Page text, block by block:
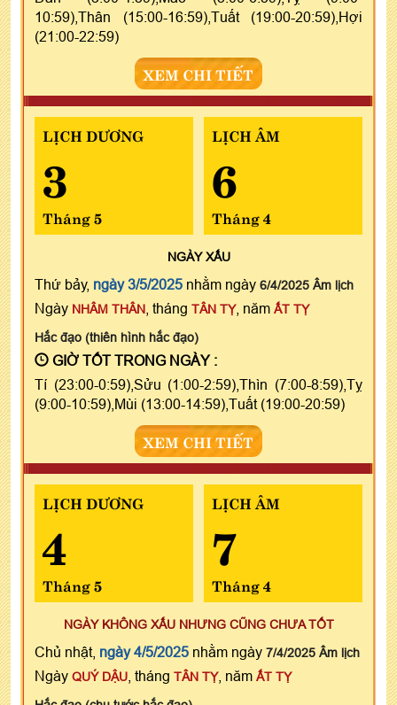
10:59),Thân (15:00-16:59),Tuất (19:00-20:59),Hợi
(21:00-22:59)
XEM CHI TIẾT
LỊCH DƯƠNG
3
Tháng 5
LỊCH ÂM
6
Tháng 4
NGÀYXẤU
Thứ bảy, ngày 3/5/2025 nhằm ngày 6/4/2025 Âm lịch
Ngày NHÂM THÂN , tháng TÂN TỴ, năm ẤT TỴ
Hắc đạo (thiên hình hắc đạo)
GIỜ TỐT TRONG NGÀY :
Tí (23:00-0:59),Sửu (1:00-2:59),Thìn (7:00-8:59),Tỵ
(9:00-10:59),Mùi (13:00-14:59),Tuất (19:00-20:59)
XEM CHI TIẾT
LỊCH DƯƠNG
4
Tháng 5
LỊCH ÂM
7
Tháng 4
NGÀY KHÔNG XẤU NHƯNG CŨNG CHƯA TỐT
Chủ nhật, ngày 4/5/2025 nhằm ngày 7/4/2025 Âm lịch
Ngày QUÝ DẬU , tháng TÂN TỴ, năm ẤT TỴ